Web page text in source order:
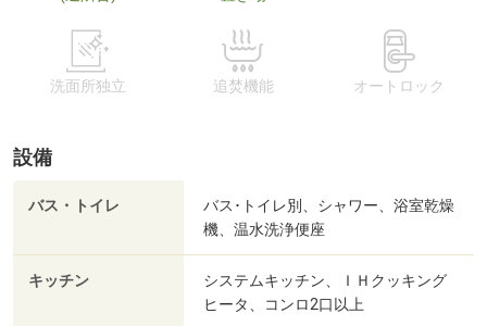
洗面所独立 追焚機能 オートロック
設備
バス・トイレ
バス･トイレ別、シャワー、浴室乾燥
機、温水洗浄便座
キッチン
システムキッチン、ＩＨクッキング
ヒータ、コンロ2口以上